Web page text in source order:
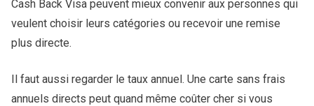
Cash Back Visa peuvent mieux convenir aux personnes qui
veulent choisir leurs catégories ou recevoir une remise
plus directe.
Il faut aussi regarder le taux annuel. Une carte sans frais
annuels directs peut quand même coûter cher si vous